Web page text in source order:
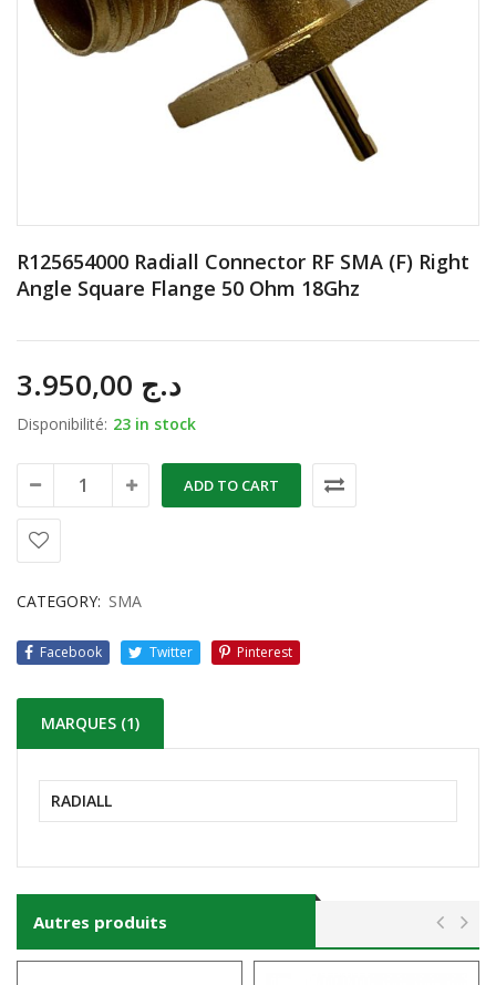
R125654000 Radiall Connector RF SMA (F) Right
Angle Square Flange 50 Ohm 18Ghz
د.ج
Disponibilité: 23 in stock
ADD TO CART
CATEGORY: SMA
Facebook Twitter Pinterest
MARQUES (1)
RADIALL
Autres produits